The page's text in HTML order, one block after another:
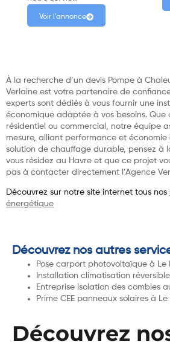
Voir l'annonce
À la recherche d’un devis Pompe à
Verlaine est votre partenaire de
experts sont dédiés à vous fournir une
économique adaptée à vos besoins. Que
résidentiel ou commercial, notre équipe
mesure, alliant performance et économie
solution de chauffage durable, pensez à
vous résidez au Havre et que ce projet
pas à contacter directement l’Agence
Découvrez sur notre site internet tous nos
énergétique
Découvrez nos autres
Pose carport photovoltaïque à Le
Installation climatisation
Entreprise isolation des combles
Prime CEE panneaux solaires à Le
Découvrez